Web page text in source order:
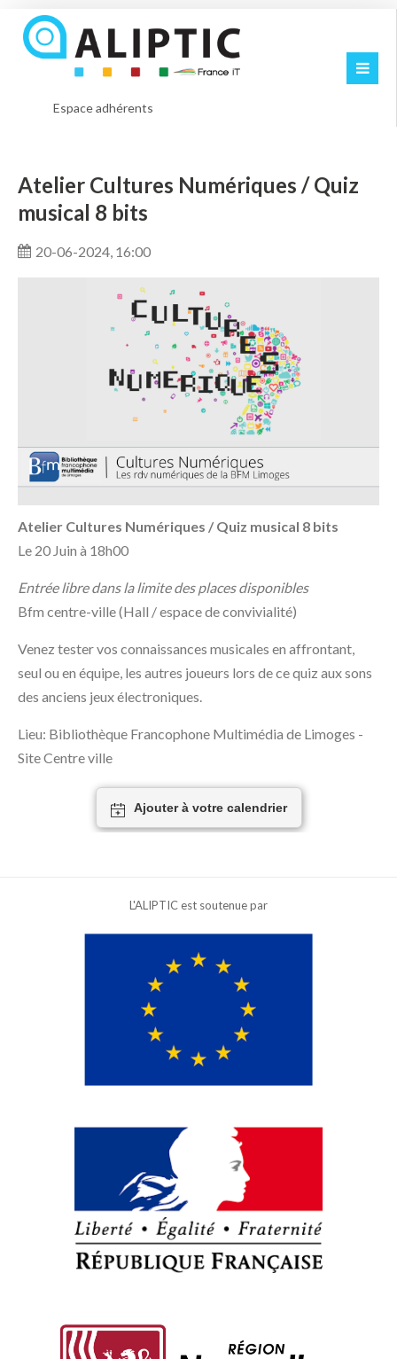
Espace adhérents
Atelier Cultures Numériques / Quiz
musical 8 bits
20-06-2024, 16:00
Atelier Cultures Numériques / Quiz musical 8 bits
Le 20 Juin à 18h00
Entrée libre dans la limite des places disponibles
Bfm centre-ville (Hall / espace de convivialité)
Venez tester vos connaissances musicales en affrontant,
seul ou en équipe, les autres joueurs lors de ce quiz aux sons
des anciens jeux électroniques.
Lieu: Bibliothèque Francophone Multimédia de Limoges -
Site Centre ville
Ajouter à votre calendrier
L'ALIPTIC est soutenue par